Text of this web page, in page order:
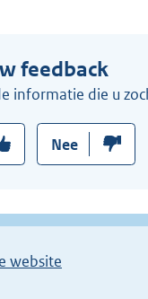
feedback
informatie die u
Nee
website